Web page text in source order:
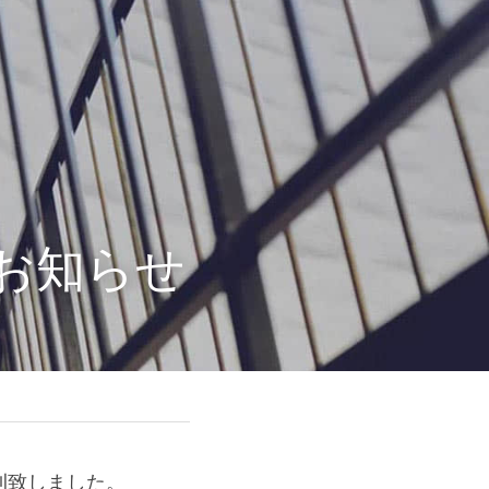
知ら
致しました。